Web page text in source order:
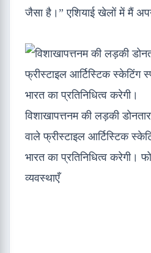
जैसा है।” एशियाई खेलों में मैं
विशाखापत्तनम की लड़की
वाले फ्रीस्टाइल आर्टिस्टिक
भारत का प्रतिनिधित्व करेगी।
व्यवस्थाएँ